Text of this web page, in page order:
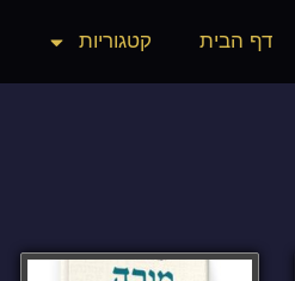
דף הבית קטגוריות